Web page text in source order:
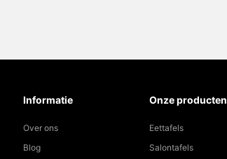
Informatie
Over ons
Blog
Onze producten
Eettafels
Salontafels